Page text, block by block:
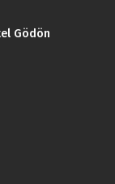
Gödön